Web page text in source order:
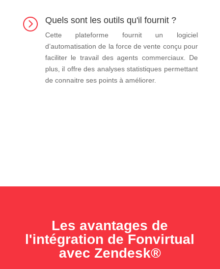
= Quels sont les outils qu'il fournit ?
Cette plateforme fournit un logiciel
d’automatisation de la force de vente conçu pour
faciliter le travail des agents commerciaux. De
plus, il offre des analyses statistiques permettant
de connaitre ses points à améliorer.
Les avantages de
l'intégration de Fonvirtual
avec Zendesk®